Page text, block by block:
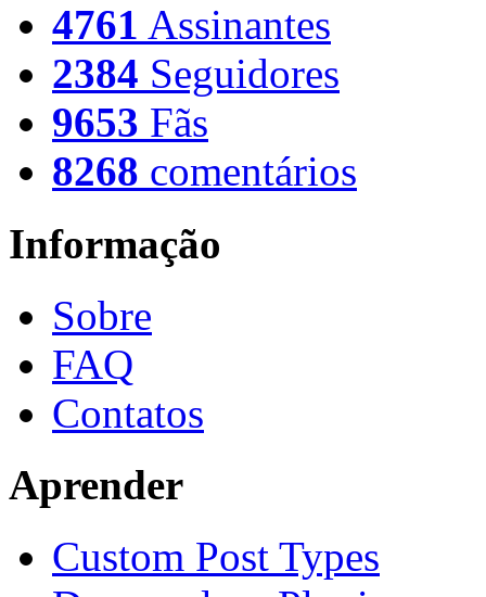
4761 Assinantes
2384 Seguidores
9653 Fãs
8268 comentários
Informação
Sobre
FAQ
Contatos
Aprender
Custom Post Types